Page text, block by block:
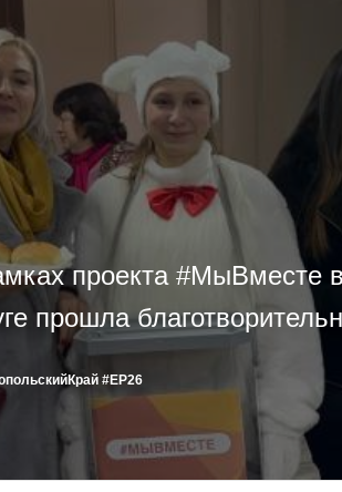
проекта #МыВместе
прошла
#ЕР26